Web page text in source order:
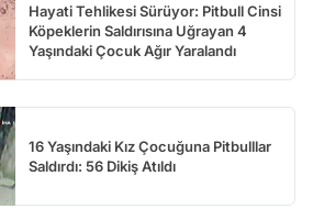
Hayati Tehlikesi Sürüyor: Pitbull Cinsi
Köpeklerin Saldırısına Uğrayan 4
Yaşındaki Çocuk Ağır Yaralandı
16 Yaşındaki Kız Çocuğuna Pitbulllar
Saldırdı: 56 Dikiş Atıldı